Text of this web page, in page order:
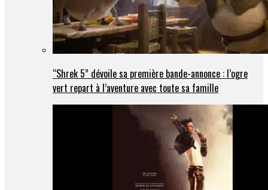
“Shrek 5” dévoile sa première bande-annonce : l’ogre
vert repart à l’aventure avec toute sa famille